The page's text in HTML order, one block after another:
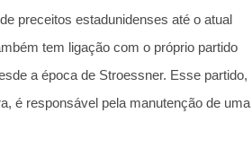
preceitos estadunidenses até o atual
tem ligação com o próprio partido
a época de Stroessner. Esse partido,
é responsável pela manutenção de uma